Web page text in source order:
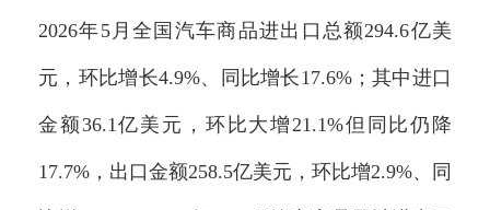
2026年5月全国汽车商品进出口总额294.6亿美
元，环比增长4.9%、同比增长17.6%；其中进口
金额36.1亿美元，环比大增21.1%但同比仍降
17.7%，出口金额258.5亿美元，环比增2.9%、同